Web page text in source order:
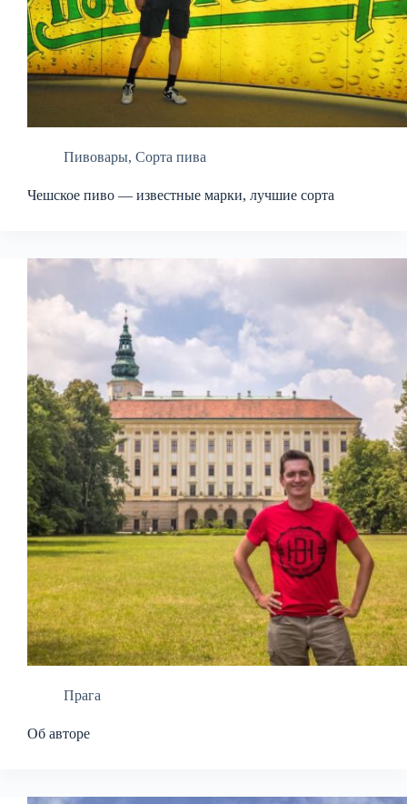
Пивовары, Сорта пива
Чешское пиво — известные марки, лучшие сорта
Прага
Об авторе